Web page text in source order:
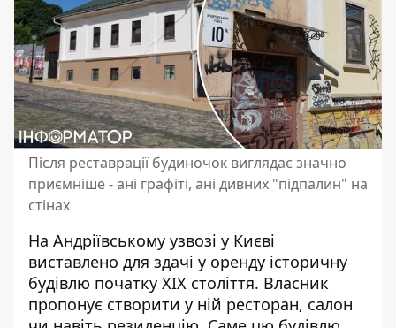
Після реставрації будиночок виглядає значно
приємніше - ані графіті, ані дивних "підпалин" на
стінах
На Андріївському узвозі у Києві
виставлено для здачі у оренду історичну
будівлю початку ХІХ століття. Власник
пропонує створити у ній ресторан, салон